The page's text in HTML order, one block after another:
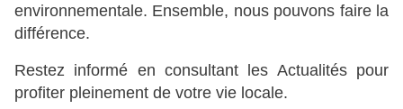
environnementale. Ensemble, nous pouvons faire la
différence.
Restez informé en consultant les Actualités pour
profiter pleinement de votre vie locale.